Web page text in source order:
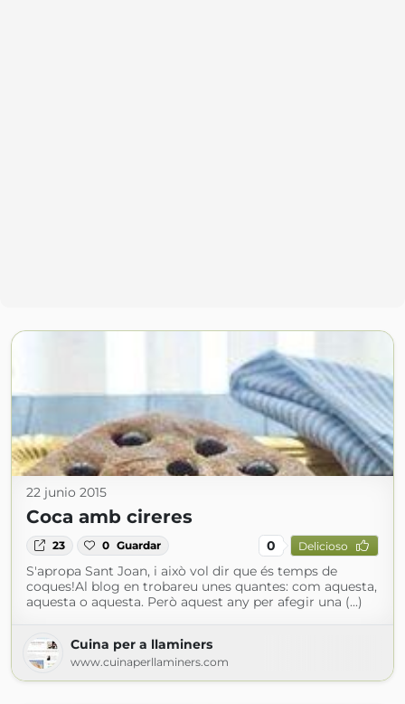
22 junio 2015
Coca amb cireres
23 0 Guardar 0 Delicioso
S'apropa Sant Joan, i això vol dir que és temps de
coques!Al blog en trobareu unes quantes: com aquesta,
aquesta o aquesta. Però aquest any per afegir una (...)
Cuina per a llaminers
www.cuinaperllaminers.com